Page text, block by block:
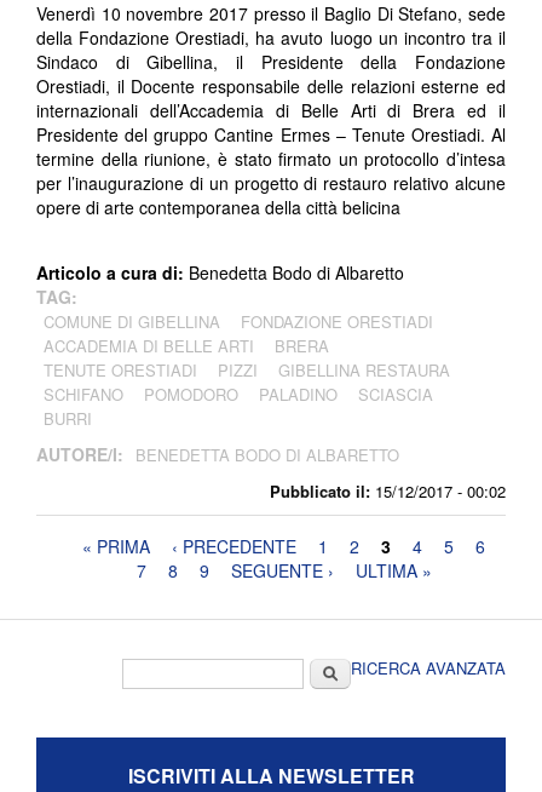
Pubblicato il: 15/12/2017 - 00:02
Venerdì 10 novembre 2017 presso il Baglio Di Stefano, sede
della Fondazione Orestiadi, ha avuto luogo un incontro tra il
Sindaco di Gibellina, il Presidente della Fondazione
Orestiadi, il Docente responsabile delle relazioni esterne ed
internazionali dell’Accademia di Belle Arti di Brera ed il
Presidente del gruppo Cantine Ermes – Tenute Orestiadi. Al
termine della riunione, è stato firmato un protocollo d’intesa
per l’inaugurazione di un progetto di restauro relativo alcune
opere di arte contemporanea della città belicina
Articolo a cura di: Benedetta Bodo di Albaretto
TAG:
COMUNE DI GIBELLINA
FONDAZIONE ORESTIADI
ACCADEMIA DI BELLE ARTI
BRERA
TENUTE ORESTIADI
PIZZI
GIBELLINA RESTAURA
SCHIFANO
POMODORO PALADINO
SCIASCIA
BURRI
AUTORE/I: BENEDETTA BODO DI ALBARETTO
Pagine« PRIMA ‹ PRECEDENTE 1 2 3 4 5
6
7
8 9 SEGUENTE › ULTIMA »
CercaRICERCA AVANZATA
ISCRIVITI ALLA NEWSLETTER